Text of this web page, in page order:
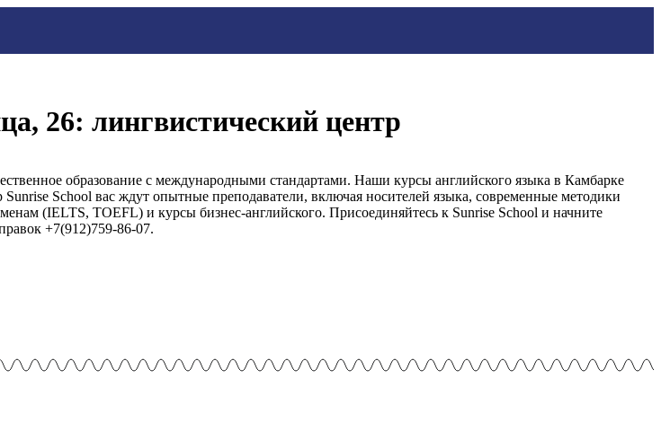
26: лингвистический центр
образование с международными стандартами. Наши курсы английского языка в Камбарке
School вас ждут опытные преподаватели, включая носителей языка, современные методики
(IELTS, TOEFL) и курсы бизнес-английского. Присоединяйтесь к Sunrise School и начните
+7(912)759-86-07.